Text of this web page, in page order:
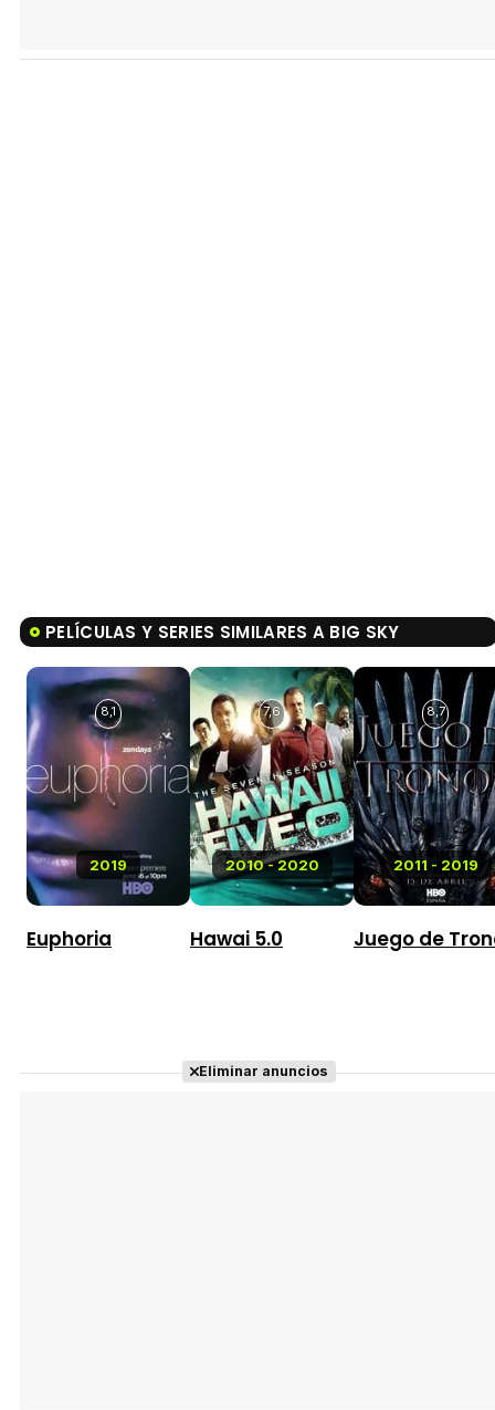
PELÍCULAS Y SERIES SIMILARES A BIG SKY
2019
8,1
Euphoria
2010 - 2020
7,6
Hawai 5.0
2011 - 2019
8,7
Juego de
Eliminar anuncios